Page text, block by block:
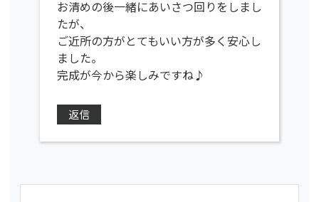
お清めの後一緒にあいさつ回りをしまし
たが、
ご近所の方がとてもいい方が多く安心し
ました。
完成が今から楽しみですね♪
返信